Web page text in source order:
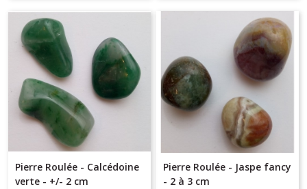
Pierre Roulée - Calcédoine
verte - +/- 2 cm
Pierre Roulée - Jaspe fancy
- 2 à 3 cm